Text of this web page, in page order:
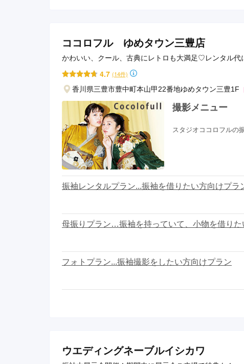
ココロフル ゆめタウン三豊店
かわいい、クール、古典にレトロも大満足♡レンタル代
4.7 (14件)
香川県三豊市豊中町本山甲22番地ゆめタウン三豊1F
撮影メニュー
スタジオココロフルの
振袖レンタルプラン...振袖を借りたい方向けプラ
母振りプラン…振袖を持っていて、小物を借りた
フォトプラン...振袖撮影をしたい方向けプラン
ウエディングネーブルイシカワ